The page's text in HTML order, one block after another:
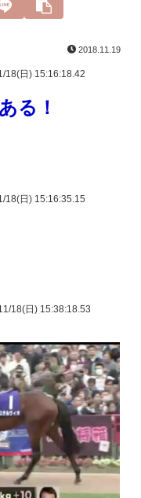
2018.11.19
18(日) 15:16:18.42
る！
18(日) 15:16:35.15
18(日) 15:38:18.53